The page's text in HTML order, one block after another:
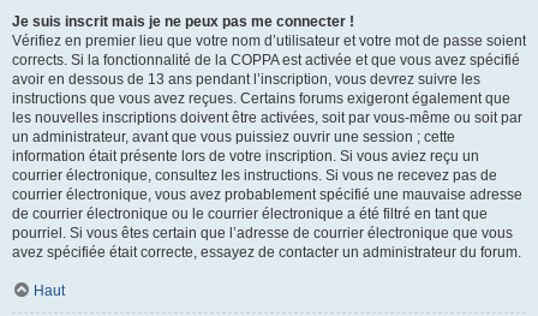
Je suis inscrit mais je ne peux pas me connecter !
Vérifiez en premier lieu que votre nom d’utilisateur et votre mot de passe soient
corrects. Si la fonctionnalité de la COPPA est activée et que vous avez spécifié
avoir en dessous de 13 ans pendant l’inscription, vous devrez suivre les
instructions que vous avez reçues. Certains forums exigeront également que
les nouvelles inscriptions doivent être activées, soit par vous-même ou soit par
un administrateur, avant que vous puissiez ouvrir une session ; cette
information était présente lors de votre inscription. Si vous aviez reçu un
courrier électronique, consultez les instructions. Si vous ne recevez pas de
courrier électronique, vous avez probablement spécifié une mauvaise adresse
de courrier électronique ou le courrier électronique a été filtré en tant que
pourriel. Si vous êtes certain que l’adresse de courrier électronique que vous
avez spécifiée était correcte, essayez de contacter un administrateur du forum.
Haut